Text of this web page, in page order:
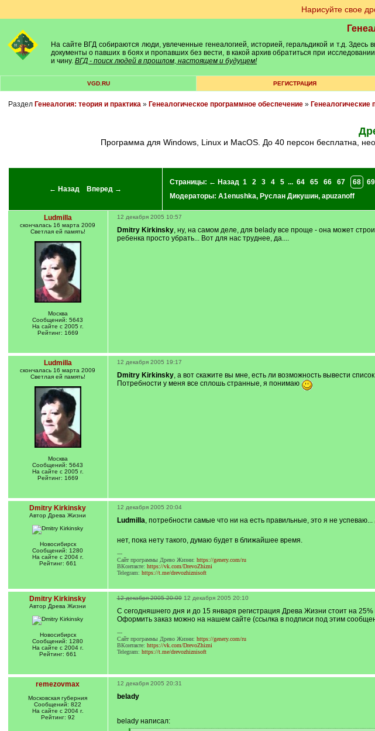
Нарисуйте свое
На сайте ВГД собираются люди, увлеченные генеалогией, историей, геральдикой и т.д.
документы о павших в боях и пропавших без вести, в какой архив обратиться при
и чину. ВГД - поиск людей в прошлом, настоящем и будущем!
VGD.RU РЕГИСТРАЦИЯ
Раздел Генеалогия: теория и практика» Генеалогическое программное обеспечение»
Программа для Windows, Linux и MacOS. До 40 персон бесплатна,
← Назад Вперед →
Страницы: ← Назад 1 2 3 4 5 ... 64 65 66 67 68 69
Модераторы: A1enushka, Руслан Дикушин, apuzanoff
Ludmilla
скончалась 16 марта 2009
Светлая ей память!
Москва
Сообщений: 5643
На сайте с 2005 г.
Рейтинг: 1669
12 декабря 2005 10:57
Dmitry Kirkinsky, ну, на самом деле, для belady все проще - она может
ребенка просто убрать... Вот для нас труднее, да....
Ludmilla
скончалась 16 марта 2009
Светлая ей память!
Москва
Сообщений: 5643
На сайте с 2005 г.
Рейтинг: 1669
12 декабря 2005 19:17
Dmitry Kirkinsky, а вот скажите вы мне, есть ли возможность вывести
Потребности у меня все сплошь странные, я понимаю
Dmitry Kirkinsky
Автор Древа Жизни
Новосибирск
Сообщений: 1280
На сайте с 2004 г.
Рейтинг: 661
12 декабря 2005 20:04
Ludmilla, потребности самые что ни на есть правильные, это я не успеваю...
нет, пока нету такого, думаю будет в ближайшее время.
---
Сайт программы Древо Жизни: https://genery.com/ru
ВКонтакте: https://vk.com/DrevoZhizni
Telegram: https://t.me/drevozhiznisoft
Dmitry Kirkinsky
Автор Древа Жизни
Новосибирск
Сообщений: 1280
На сайте с 2004 г.
Рейтинг: 661
12 декабря 2005 20:09 12 декабря 2005 20:10
С сегодняшнего дня и до 15 января регистрация Древа Жизни стоит на
Оформить заказ можно на нашем сайте (ссылка в подписи под этим
---
Сайт программы Древо Жизни: https://genery.com/ru
ВКонтакте: https://vk.com/DrevoZhizni
Telegram: https://t.me/drevozhiznisoft
remezovmax
Московская губерния
Сообщений: 822
На сайте с 2004 г.
Рейтинг: 92
12 декабря 2005 20:31
belady
belady написал: